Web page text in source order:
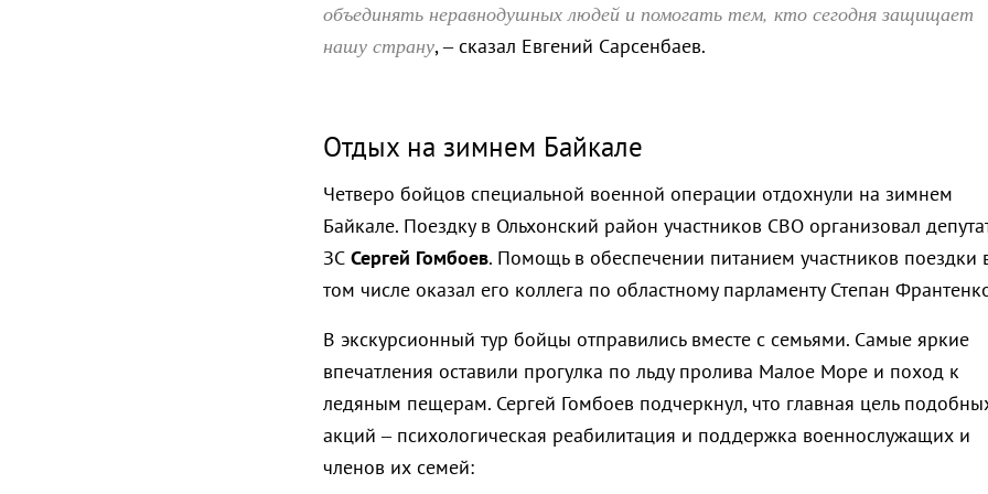
объединять неравнодушных людей и помогать тем, кто сегодня защищает
нашу страну, – сказал Евгений Сарсенбаев.
Отдых на зимнем Байкале
Четверо бойцов специальной военной операции отдохнули на зимнем
Байкале. Поездку в Ольхонский район участников СВО организовал
ЗССергей Гомбоев. Помощь в обеспечении питанием участников поездки
том числе оказал его коллега по областному парламенту Степан
В экскурсионный тур бойцы отправились вместе с семьями. Самые яркие
впечатления оставили прогулка по льду пролива Малое Море и поход к
ледяным пещерам. Сергей Гомбоев подчеркнул, что главная цель
акций – психологическая реабилитация и поддержка военнослужащих и
членов их семей: